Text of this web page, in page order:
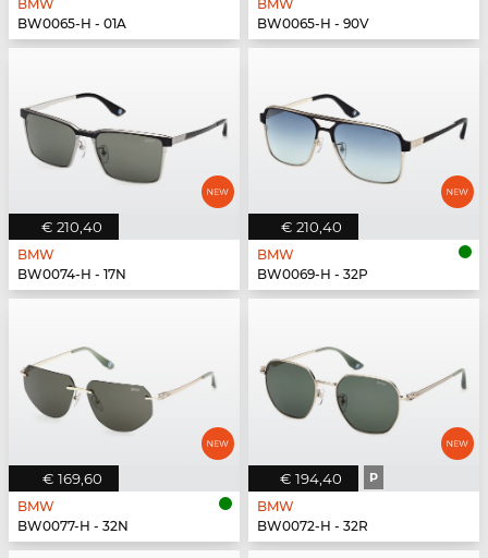
BMW
BW0065-H - 01A
BMW
BW0065-H - 90V
€ 210,40
BMW
BW0074-H - 17N
€ 210,40
BMW
BW0069-H - 32P
€ 169,60
BMW
BW0077-H - 32N
€ 194,40 P
BMW
BW0072-H - 32R